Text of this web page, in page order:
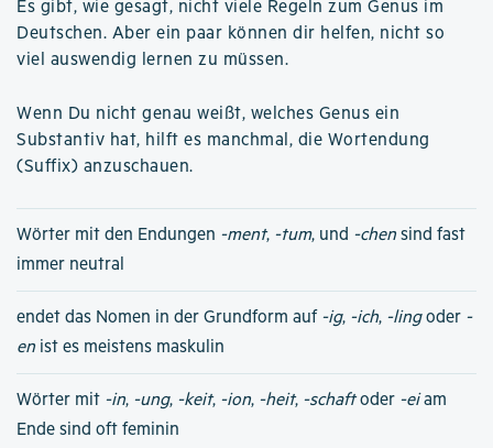
Es gibt, wie gesagt, nicht viele Regeln zum Genus im
Deutschen. Aber ein paar können dir helfen, nicht so
viel auswendig lernen zu müssen.
Wenn Du nicht genau weißt, welches Genus ein
Substantiv hat, hilft es manchmal, die Wortendung
(Suffix) anzuschauen.
Wörter mit den Endungen -ment, -tum, und -chen sind fast
immer neutral
endet das Nomen in der Grundform auf -ig, -ich, -lingoder -
en ist es meistens maskulin
Wörter mit -in, -ung, -keit, -ion, -heit, -schaftoder -eiam
Ende sind oft feminin